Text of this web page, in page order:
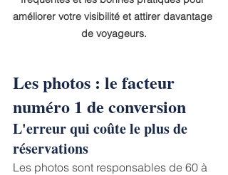
améliorer votre visibilité et attirer davantage
de voyageurs.
Les photos : le facteur
numéro 1 de conversion
L'erreur qui coûte le plus de
réservations
Les photos sont responsables de 60 à